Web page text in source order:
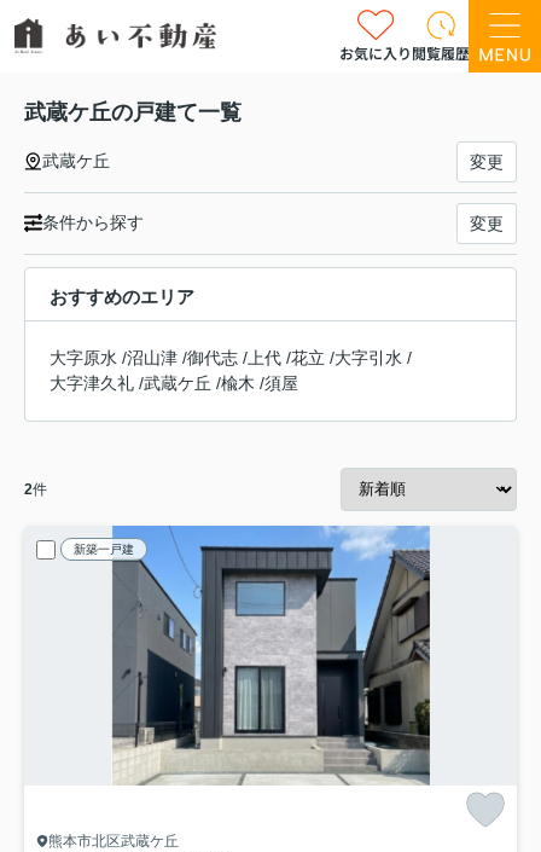
お気に入り閲覧履歴
武蔵ケ丘の戸建て一覧
武蔵ケ丘 変更
条件から探す 変更
おすすめのエリア
大字原水 /沼山津 /御代志 / 上代 /花立 /大字引水 /
大字津久礼 /武蔵ケ丘 /楡木 /須屋
2件
新築一戸建
熊本市北区武蔵ケ丘